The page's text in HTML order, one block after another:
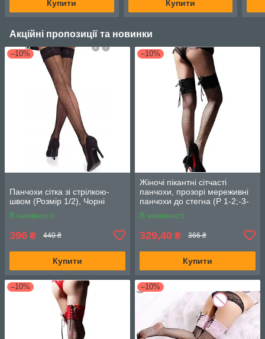
Купити Купити
Акційні пропозиції та новинки
–10%
Панчохи сітка зі стрілкою-
швом (Розмір 1/2), Чорні
В наявності
396 ₴ 440 ₴
Купити
–10%
Жіночі пікантні сітчасті
панчохи, прозорі мереживні
панчохи до стегна (Р 1-2;-3-
4), Чорні
В наявності
329,40 ₴ 366 ₴
Купити
–10% –10%